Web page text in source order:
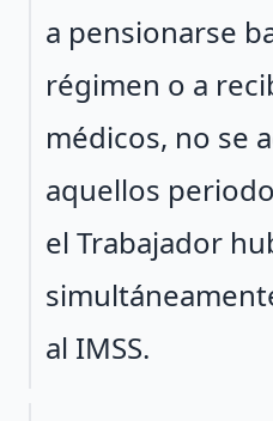
a pensionarse
régimen o a
médicos, no se
aquellos
el Trabajador
al IMSS.